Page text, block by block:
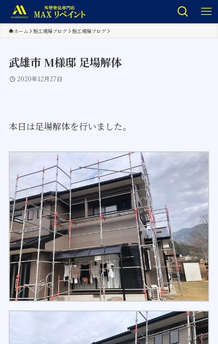
ホーム 施工現場ブログ 施工現場ブログ
武雄市 M様邸 足場解体
2020年12月27日
本日は足場解体を行いました。